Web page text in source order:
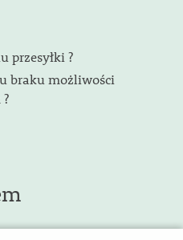
przesyłki ?
braku możliwości